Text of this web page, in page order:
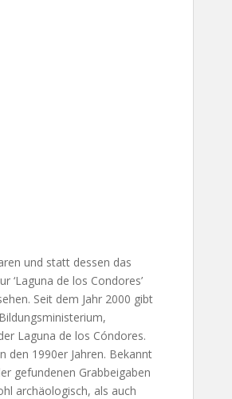
und statt dessen das
de los Condores’
Seit dem Jahr 2000 gibt
Laguna de los Cóndores.
den 1990er Jahren. Bekannt
gefundenen Grabbeigaben
archäologisch, als auch